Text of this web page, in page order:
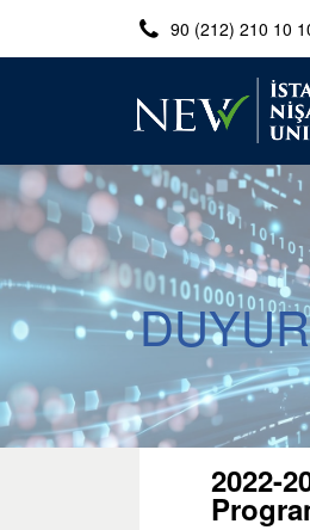
90 (212) 210 10
2022-